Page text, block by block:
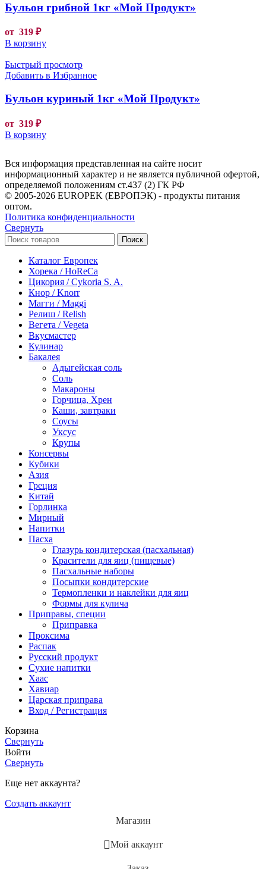
Бульон грибной 1кг «Мой Продукт»
от 319 ₽
В корзину
Быстрый просмотр
Добавить в Избранное
Бульон куриный 1кг «Мой Продукт»
от 319 ₽
В корзину
Вся информация представленная на сайте носит
информационный характер и не является публичной офертой,
определяемой положениям ст.437 (2) ГК РФ
© 2005-2026 EUROPEK (ЕВРОПЭК) - продукты питания
оптом.
Политика конфиденциальности
Свернуть
Поиск
Каталог Европек
Хорека / HoReCa
Цикория / Cykoria S. A.
Кнор / Knorr
Магги / Maggi
Релиш / Relish
Вегета / Vegeta
Вкусмастер
Кулинар
Бакалея
Адыгейская соль
Соль
Макароны
Горчица, Хрен
Каши, завтраки
Соусы
Уксус
Крупы
Консервы
Кубики
Азия
Греция
Китай
Горлинка
Мирный
Напитки
Пасха
Глазурь кондитерская (пасхальная)
Красители для яиц (пищевые)
Пасхальные наборы
Посыпки кондитерские
Термопленки и наклейки для яиц
Формы для кулича
Приправы, специи
Приправка
Проксима
Распак
Русский продукт
Сухие напитки
Хаас
Хавиар
Царская приправа
Вход / Регистрация
Корзина
Свернуть
Войти
Свернуть
Еще нет аккаунта?
Создать аккаунт
Магазин
Мой аккаунт